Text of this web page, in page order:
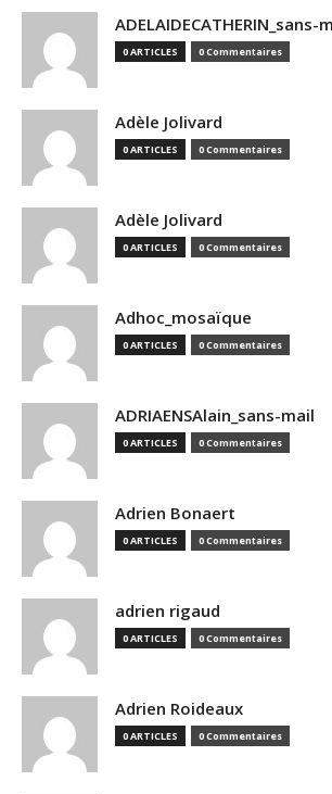
ADELAIDECATHERIN_sans-
0 ARTICLES 0 Commentaires
Adèle Jolivard
0 ARTICLES 0 Commentaires
Adèle Jolivard
0 ARTICLES 0 Commentaires
Adhoc_mosaïque
0 ARTICLES 0 Commentaires
ADRIAENSAlain_sans-mail
0 ARTICLES 0 Commentaires
Adrien Bonaert
0 ARTICLES 0 Commentaires
adrien rigaud
0 ARTICLES 0 Commentaires
Adrien Roideaux
0 ARTICLES 0 Commentaires